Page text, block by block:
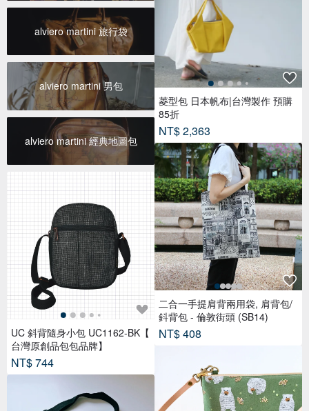
alviero martini 旅行袋
alviero martini 男包
alviero martini 經典地圖包
UC 斜背隨身小包 UC1162-BK【
台灣原創品包包品牌】
NT$ 744
菱型包 日本帆布|台灣製作 預購
85折
NT$ 2,363
二合一手提肩背兩用袋, 肩背包/
鈄背包 - 倫敦街頭 (SB14)
NT$ 408